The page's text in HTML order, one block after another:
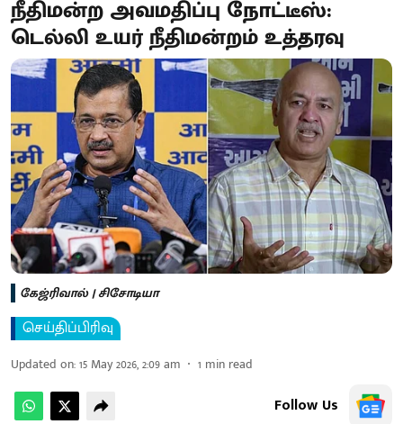
நீதிமன்ற அவமதிப்பு நோட்டீஸ்:
டெல்லி உயர் நீதிமன்றம் உத்தரவு
கேஜ்ரி​வால் | சிசோடி​யா
செய்திப்பிரிவு
Updated on:15 May 2026, 2:09 am 1 min read
Follow Us